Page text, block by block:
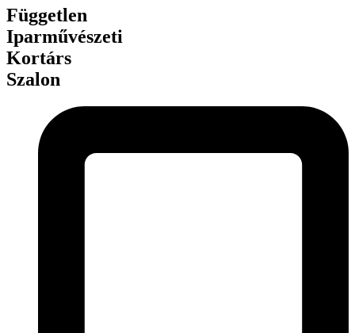
Független
Iparművészeti
Kortárs
Szalon